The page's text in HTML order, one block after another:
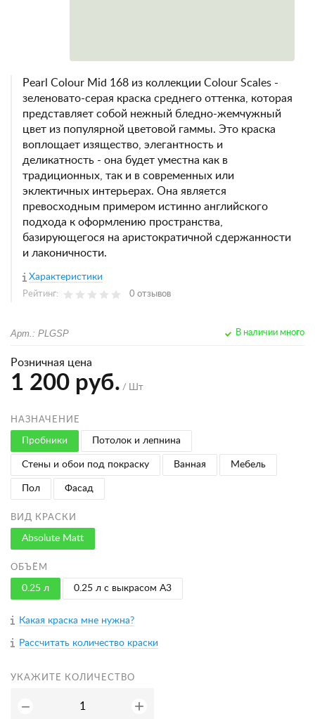
Pearl Colour Mid 168 из коллекции Colour Scales -
зеленовато-серая краска среднего оттенка, которая
представляет собой нежный бледно-жемчужный
цвет из популярной цветовой гаммы. Это краска
воплощает изящество, элегантность и
деликатность - она будет уместна как в
традиционных, так и в современных или
эклектичных интерьерах. Она является
превосходным примером истинно английского
подхода к оформлению пространства,
базирующегося на аристократичной сдержанности
и лаконичности.
Характеристики
Рейтинг: 0 отзывов
Арт.: PLGSP В наличии много
Розничная цена
1 200 руб. / Шт
НАЗНАЧЕНИЕ
Пробники Потолок и лепнина
Стены и обои под покраску Ванная Мебель
Пол Фасад
ВИД КРАСКИ
Absolute Matt
ОБЪЁМ
0.25 л 0.25 л с выкрасом A3
Какая краска мне нужна?
Рассчитать количество краски
УКАЖИТЕ КОЛИЧЕСТВО
− +